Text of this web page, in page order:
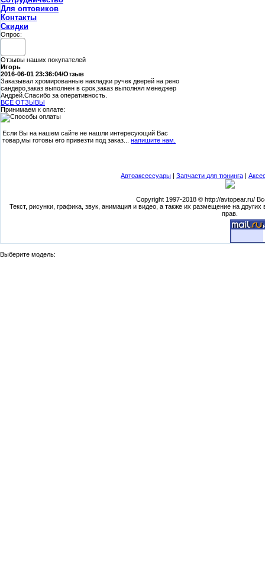
Для оптовиков
Контакты
Cкидки
Опрос:
Отзывы наших покупателей
Игорь
2016-06-01 23:36:04/Отзыв
Заказывал хромированные накладки ручек дверей на рено
сандеро,заказ выполнен в срок,заказ выполнял менеджер
Андрей.Спасибо за оперативность.
ВСЕ ОТЗЫВЫ
Принимаем к оплате:
Если Вы на нашем сайте не нашли интересующий Вас
товар,мы готовы его привезти под заказ... напишите нам.
Автоаксессуары | Запчасти для тюнинга |
Copyright 1997-2018 © http://avtopear.ru/
Текст, рисунки, графика, звук, анимация и видео, а также их размещение на
прав.
Выберите модель: